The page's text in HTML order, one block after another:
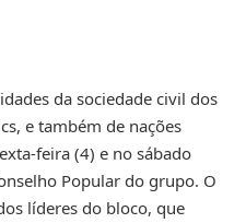
da sociedade civil dos
e também de nações
feira (4) e no sábado
Popular do grupo. O
líderes do bloco, que